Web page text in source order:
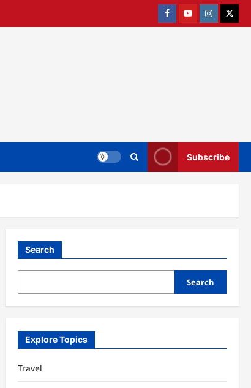
FacebookYoutubeInstagramtwitter
Subscribe
Search
Search
Explore Topics
Travel